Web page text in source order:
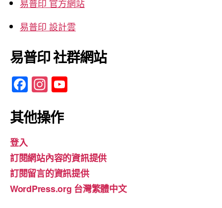
易普印 官方網站
易普印 設計雲
易普印 社群網站
F
c
b
o
o
k
In
a
a
m
u
b
e
其他操作
登入
訂閱網站內容的資訊提供
訂閱留言的資訊提供
WordPress.org 台灣繁體中文